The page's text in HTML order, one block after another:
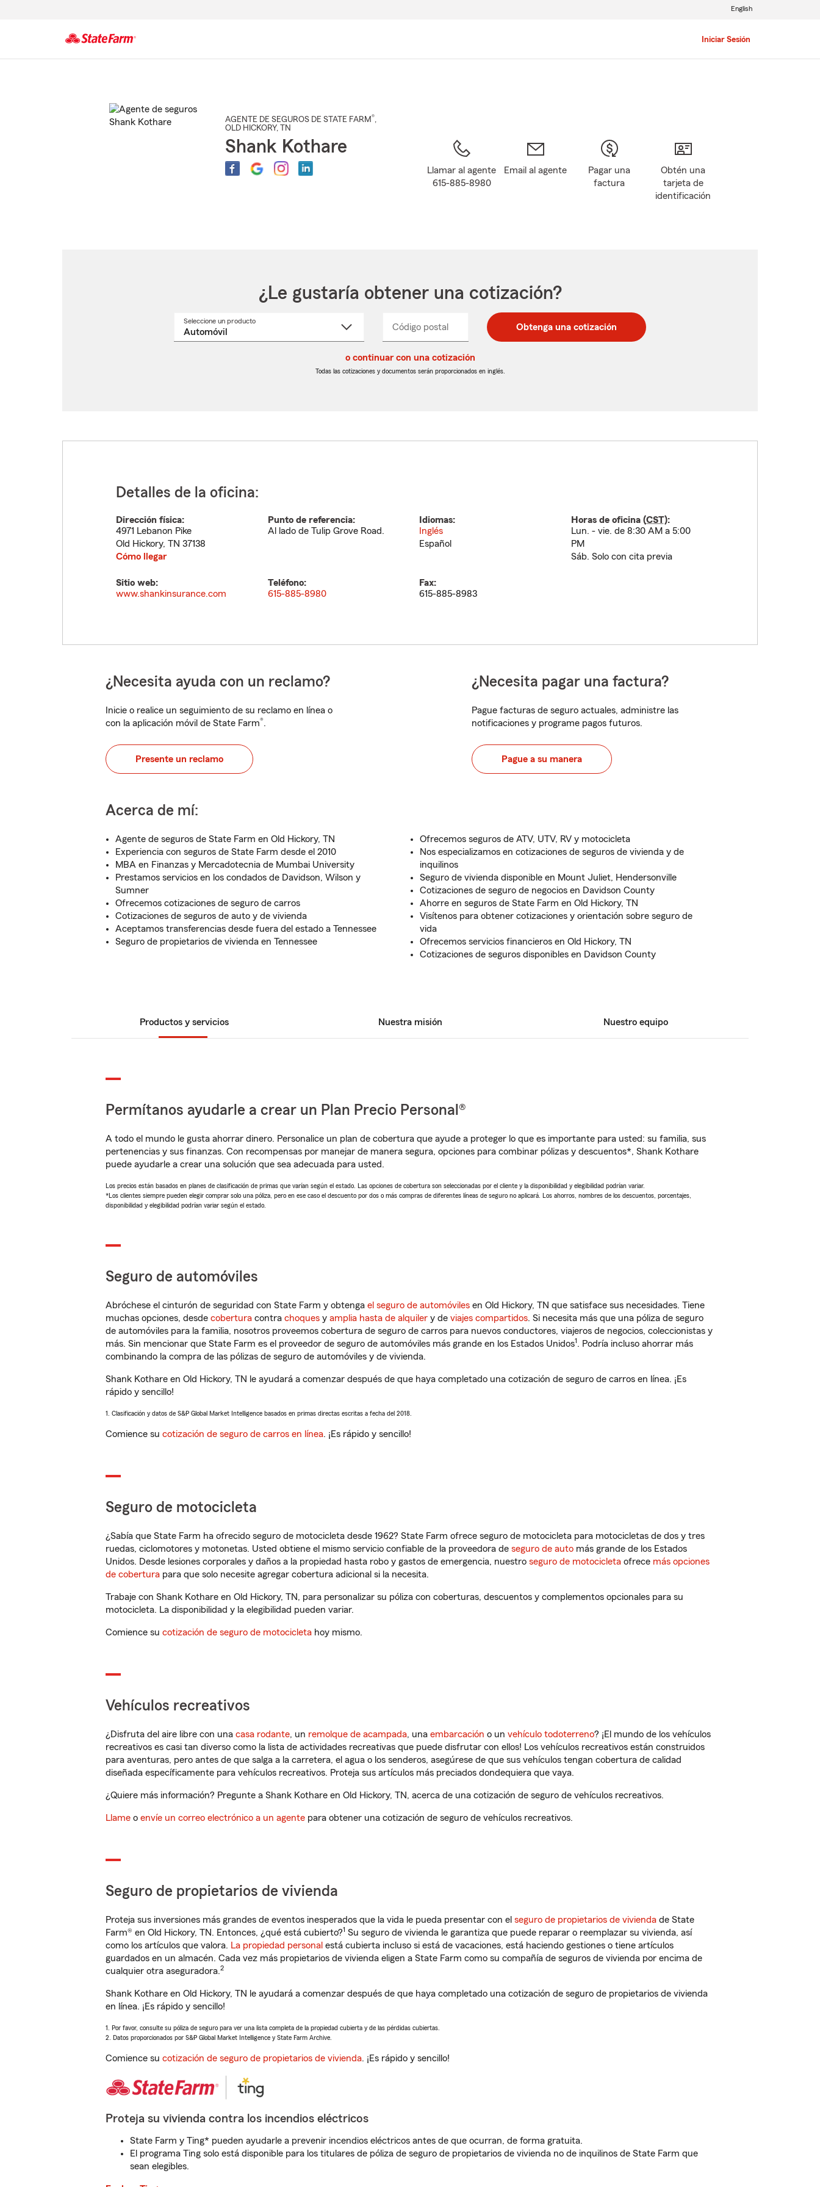
Iniciar Sesión
English
AGENTE DE SEGUROS DE STATE FARM®,
OLD HICKORY, TN
Shank Kothare
Llamar al agente
615-885-8980
Email al agente
Pagar una
factura
Obtén una
tarjeta de
identificación
¿Le gustaría obtener una cotización?
Seleccione un productoSeleccione
Código postal
postal
de
postal
de
_____ Obtenga una cotización
o continuar con una cotización
Todas las cotizaciones y documentos serán proporcionados en inglés.
Detalles de la oficina:
Dirección física:
4971 Lebanon Pike
Old Hickory, TN 37138
Cómo llegar
Punto de referencia:
Al lado de Tulip Grove Road.
Idiomas:
Inglés
Español
Horas de oficina (CST):
Lun. - vie. de 8:30 AM a 5:00
PM
Sáb. Solo con cita previa
Sitio web:
www.shankinsurance.com
Teléfono:
615-885-8980
Fax:
615-885-8983
¿Necesita ayuda con un reclamo?
Inicie o realice un seguimiento de su reclamo en línea o
con la aplicación móvil de State Farm®.
Presente un reclamo
¿Necesita pagar una factura?
Pague facturas de seguro actuales, administre las
notificaciones y programe pagos futuros.
Pague a su manera
Acerca de mí:
Agente de seguros de State Farm en Old Hickory, TN
Experiencia con seguros de State Farm desde el 2010
MBA en Finanzas y Mercadotecnia de Mumbai University
Prestamos servicios en los condados de Davidson, Wilson y
Sumner
Ofrecemos cotizaciones de seguro de carros
Cotizaciones de seguros de auto y de vivienda
Aceptamos transferencias desde fuera del estado a Tennessee
Seguro de propietarios de vivienda en Tennessee
Ofrecemos seguros de ATV, UTV, RV y motocicleta
Nos especializamos en cotizaciones de seguros de vivienda y de
inquilinos
Seguro de vivienda disponible en Mount Juliet, Hendersonville
Cotizaciones de seguro de negocios en Davidson County
Ahorre en seguros de State Farm en Old Hickory, TN
Visítenos para obtener cotizaciones y orientación sobre seguro de
vida
Ofrecemos servicios financieros en Old Hickory, TN
Cotizaciones de seguros disponibles en Davidson County
Productos y servicios Nuestra misión Nuestro equipo
Permítanos ayudarle a crear un Plan Precio Personal®
A todo el mundo le gusta ahorrar dinero. Personalice un plan de cobertura que ayude a proteger lo que es importante para usted: su familia, sus
pertenencias y sus finanzas. Con recompensas por manejar de manera segura, opciones para combinar pólizas y descuentos*, Shank Kothare
puede ayudarle a crear una solución que sea adecuada para usted.
Los precios están basados en planes de clasificación de primas que varían según el estado. Las opciones de cobertura son seleccionadas por el cliente y la disponibilidad y elegibilidad podrían variar.
*Los clientes siempre pueden elegir comprar solo una póliza, pero en ese caso el descuento por dos o más compras de diferentes líneas de seguro no aplicará. Los ahorros, nombres de los descuentos, porcentajes,
disponibilidad y elegibilidad podrían variar según el estado.
Seguro de automóviles
Abróchese el cinturón de seguridad con State Farm y obtenga el seguro de automóviles en Old Hickory, TN que satisface sus necesidades. Tiene
muchas opciones, desde cobertura contra choques y amplia hasta de alquiler y de viajes compartidos. Si necesita más que una póliza de seguro
de automóviles para la familia, nosotros proveemos cobertura de seguro de carros para nuevos conductores, viajeros de negocios, coleccionistas y
más. Sin mencionar que State Farm es el proveedor de seguro de automóviles más grande en los Estados Unidos1. Podría incluso ahorrar más
combinando la compra de las pólizas de seguro de automóviles y de vivienda.
Shank Kothare en Old Hickory, TN le ayudará a comenzar después de que haya completado una cotización de seguro de carros en línea. ¡Es
rápido y sencillo!
1. Clasificación y datos de S&P Global Market Intelligence basados en primas directas escritas a fecha del 2018.
Comience su cotización de seguro de carros en línea. ¡Es rápido y sencillo!
Seguro de motocicleta
¿Sabía que State Farm ha ofrecido seguro de motocicleta desde 1962? State Farm ofrece seguro de motocicleta para motocicletas de dos y tres
ruedas, ciclomotores y motonetas. Usted obtiene el mismo servicio confiable de la proveedora de seguro de auto más grande de los Estados
Unidos. Desde lesiones corporales y daños a la propiedad hasta robo y gastos de emergencia, nuestro seguro de motocicleta ofrece más opciones
de cobertura para que solo necesite agregar cobertura adicional si la necesita.
Trabaje con Shank Kothare en Old Hickory, TN, para personalizar su póliza con coberturas, descuentos y complementos opcionales para su
motocicleta. La disponibilidad y la elegibilidad pueden variar.
Comience su cotización de seguro de motocicleta hoy mismo.
Vehículos recreativos
¿Disfruta del aire libre con una casa rodante, un remolque de acampada, una embarcación o un vehículo todoterreno? ¡El mundo de los vehículos
recreativos es casi tan diverso como la lista de actividades recreativas que puede disfrutar con ellos! Los vehículos recreativos están construidos
para aventuras, pero antes de que salga a la carretera, el agua o los senderos, asegúrese de que sus vehículos tengan cobertura de calidad
diseñada específicamente para vehículos recreativos. Proteja sus artículos más preciados dondequiera que vaya.
¿Quiere más información? Pregunte a Shank Kothare en Old Hickory, TN, acerca de una cotización de seguro de vehículos recreativos.
Llame o envíe un correo electrónico a un agente para obtener una cotización de seguro de vehículos recreativos.
Seguro de propietarios de vivienda
Proteja sus inversiones más grandes de eventos inesperados que la vida le pueda presentar con el seguro de propietarios de vivienda de State
Farm® en Old Hickory, TN. Entonces, ¿qué está cubierto?1 Su seguro de vivienda le garantiza que puede reparar o reemplazar su vivienda, así
como los artículos que valora. La propiedad personal está cubierta incluso si está de vacaciones, está haciendo gestiones o tiene artículos
guardados en un almacén. Cada vez más propietarios de vivienda eligen a State Farm como su compañía de seguros de vivienda por encima de
cualquier otra aseguradora.2
Shank Kothare en Old Hickory, TN le ayudará a comenzar después de que haya completado una cotización de seguro de propietarios de vivienda
en línea. ¡Es rápido y sencillo!
1. Por favor, consulte su póliza de seguro para ver una lista completa de la propiedad cubierta y de las pérdidas cubiertas.
2. Datos proporcionados por S&P Global Market Intelligence y State Farm Archive.
Comience su cotización de seguro de propietarios de vivienda. ¡Es rápido y sencillo!
Proteja su vivienda contra los incendios eléctricos
State Farm y Ting* pueden ayudarle a prevenir incendios eléctricos antes de que ocurran, de forma gratuita.
El programa Ting solo está disponible para los titulares de póliza de seguro de propietarios de vivienda no de inquilinos de State Farm que
sean elegibles.